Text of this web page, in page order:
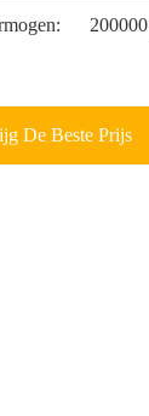
De Beste Prijs